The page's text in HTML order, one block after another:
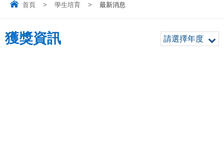
首頁 > 學生培育 > 最新消息
獲獎資訊 請選擇年度